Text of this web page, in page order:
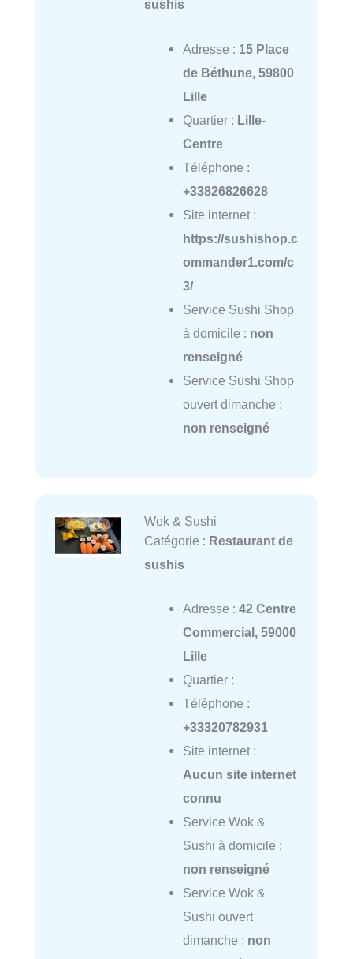
sushis
Adresse : 15 Place
de Béthune, 59800
Lille
Quartier : Lille-
Centre
Téléphone :
+33826826628
Site internet :
https://sushishop.c
ommander1.com/c
3/
Service Sushi Shop
à domicile : non
renseigné
Service Sushi Shop
ouvert dimanche :
non renseigné
Wok & Sushi
Catégorie : Restaurant de
sushis
Adresse : 42 Centre
Commercial, 59000
Lille
Quartier :
Téléphone :
+33320782931
Site internet :
Aucun site internet
connu
Service Wok &
Sushi à domicile :
non renseigné
Service Wok &
Sushi ouvert
dimanche : non